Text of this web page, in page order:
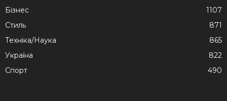
Бізнес
1107
Стиль
871
Техніка/Наука
865
Україна
822
Спорт
490